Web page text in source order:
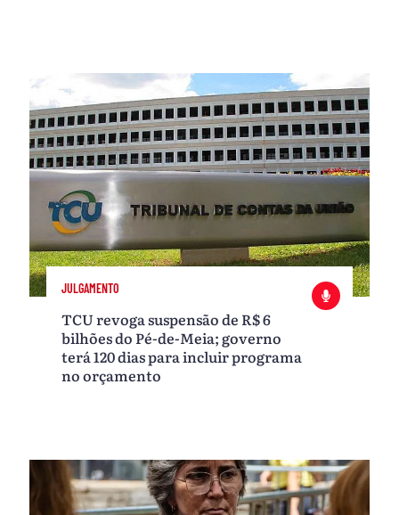
JULGAMENTO
TCU revoga suspensão de R$ 6
bilhões do Pé-de-Meia; governo
terá 120 dias para incluir programa
no orçamento